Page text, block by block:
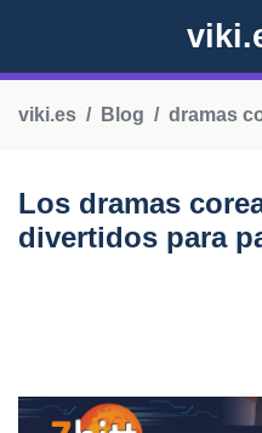
viki.es Blog dramas
Los dramas
divertidos para